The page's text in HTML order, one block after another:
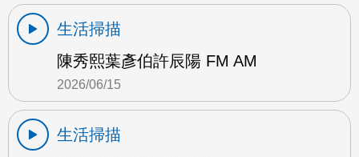
生活掃描
陳秀熙葉彥伯許辰陽 FM AM
2026/06/15
生活掃描